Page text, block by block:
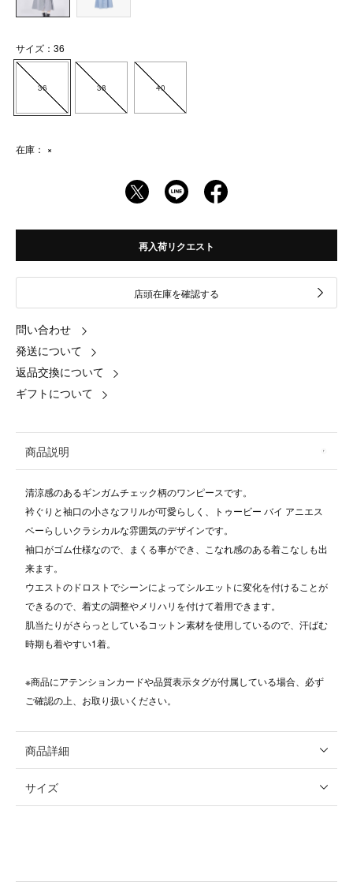
サイズ：36
36 38 40
在庫： ×
再入荷リクエスト
店頭在庫を確認する
問い合わせ
発送について
返品交換について
ギフトについて
商品説明
清涼感のあるギンガムチェック柄のワンピースです。
衿ぐりと袖口の小さなフリルが可愛らしく、トゥービー バイ アニエス
ベーらしいクラシカルな雰囲気のデザインです。
袖口がゴム仕様なので、まくる事ができ、こなれ感のある着こなしも出
来ます。
ウエストのドロストでシーンによってシルエットに変化を付けることが
できるので、着丈の調整やメリハリを付けて着用できます。
肌当たりがさらっとしているコットン素材を使用しているので、汗ばむ
時期も着やすい1着。
※商品にアテンションカードや品質表示タグが付属している場合、必ず
ご確認の上、お取り扱いください。
商品詳細
サイズ